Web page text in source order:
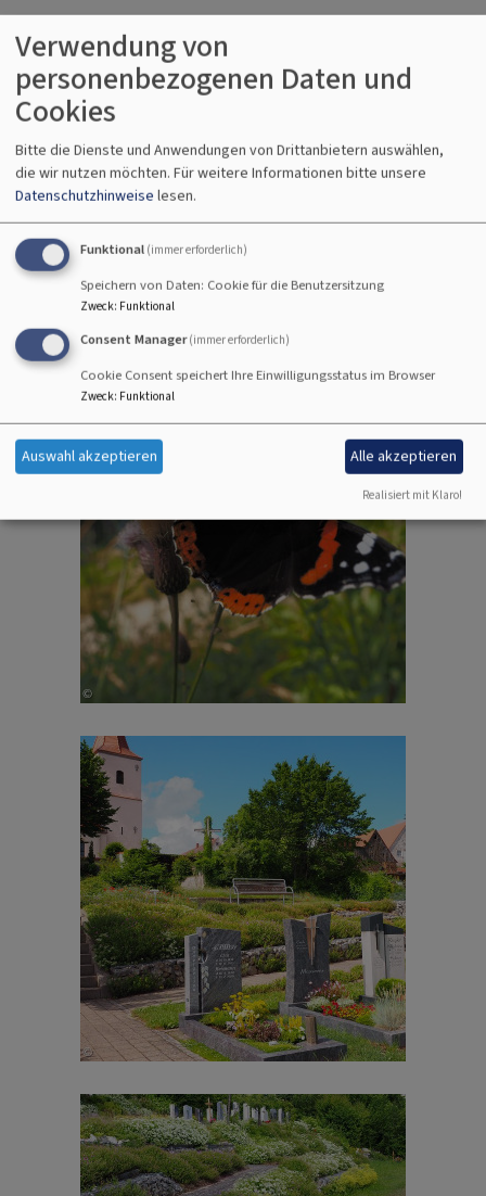
Verwendung von
personenbezogenen Daten und
Cookies
Bitte die Dienste und Anwendungen von Drittanbietern auswählen,
die wir nutzen möchten. Für weitere Informationen bitte unsere
Datenschutzhinweise lesen.
Funktional (immer erforderlich)
Speichern von Daten: Cookie für die Benutzersitzung
Zweck: Funktional
Consent Manager (immer erforderlich)
Cookie Consent speichert Ihre Einwilligungsstatus im Browser
Zweck: Funktional
Auswahl akzeptieren Alle akzeptieren
Realisiert mit Klaro!